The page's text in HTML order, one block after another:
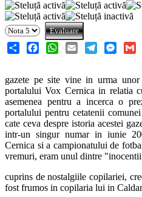
gazete pe site vine in urma
portalului Vox Cernica in relatia
asemenea pentru a incerca o
portalului pentru cetatenii
cate ceva despre istoria acestei
intr-un singur numar in iunie
Cernica si a campionatului de
vremuri, eram unul dintre
cuprins de nostalgiile copilariei,
fost frumos in copilaria lui in